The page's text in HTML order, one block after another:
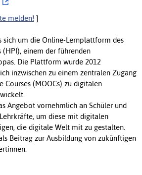
melden! ]
sich um die Online-Lernplattform des
einem der führenden
Die Plattform wurde 2012
inzwischen zu einem zentralen Zugang
Courses (MOOCs) zu digitalen
Angebot vornehmlich an Schüler und
um diese mit digitalen
die digitale Welt mit zu gestalten.
Beitrag zur Ausbildung von zukünftigen